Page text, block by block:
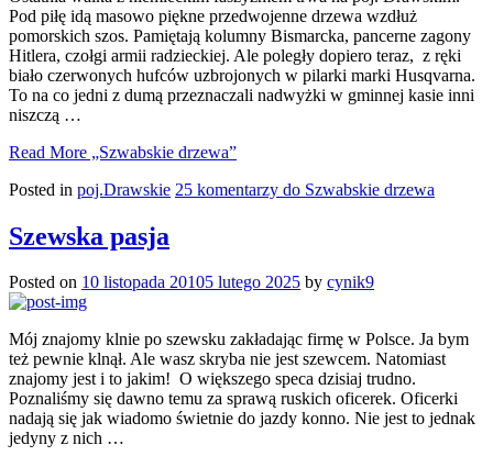
Pod piłę idą masowo piękne przedwojenne drzewa wzdłuż
pomorskich szos. Pamiętają kolumny Bismarcka, pancerne zagony
Hitlera, czołgi armii radzieckiej. Ale poległy dopiero teraz, z ręki
biało czerwonych hufców uzbrojonych w pilarki marki Husqvarna.
To na co jedni z dumą przeznaczali nadwyżki w gminnej kasie inni
niszczą …
Read More „Szwabskie drzewa”
Posted in poj.Drawskie 25 komentarzy do Szwabskie drzewa
Szewska pasja
Posted on 10 listopada 20105 lutego 2025 by cynik9
Mój znajomy klnie po szewsku zakładając firmę w Polsce. Ja bym
też pewnie klnął. Ale wasz skryba nie jest szewcem. Natomiast
znajomy jest i to jakim! O większego speca dzisiaj trudno.
Poznaliśmy się dawno temu za sprawą ruskich oficerek. Oficerki
nadają się jak wiadomo świetnie do jazdy konno. Nie jest to jednak
jedyny z nich …